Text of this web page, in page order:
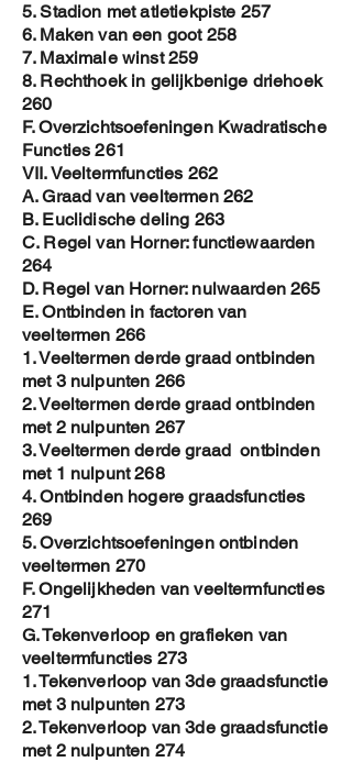
5. Stadion met atletiekpiste 257
6. Maken van een goot 258
7. Maximale winst 259
8. Rechthoek in gelijkbenige driehoek
260
F. Overzichtsoefeningen Kwadratische
Functies 261
VII. Veeltermfuncties 262
A. Graad van veeltermen 262
B. Euclidische deling 263
C. Regel van Horner: functiewaarden
264
D. Regel van Horner: nulwaarden 265
E. Ontbinden in factoren van
veeltermen 266
1. Veeltermen derde graad ontbinden
met 3 nulpunten 266
2. Veeltermen derde graad ontbinden
met 2 nulpunten 267
3. Veeltermen derde graad ontbinden
met 1 nulpunt 268
4. Ontbinden hogere graadsfuncties
269
5. Overzichtsoefeningen ontbinden
veeltermen 270
F. Ongelijkheden van veeltermfuncties
271
G. Tekenverloop en grafieken van
veeltermfuncties 273
1. Tekenverloop van 3de graadsfunctie
met 3 nulpunten 273
2. Tekenverloop van 3de graadsfunctie
met 2 nulpunten 274